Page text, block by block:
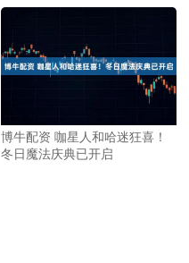
博牛配资 咖星人和哈迷狂喜！
冬日魔法庆典已开启